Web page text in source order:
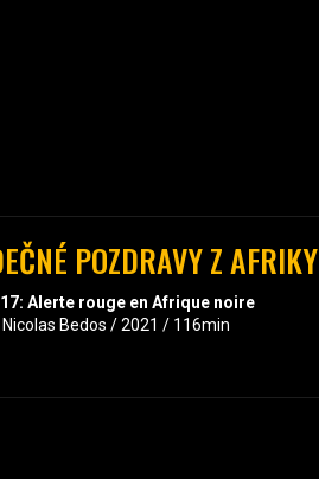
POZDRAVY Z AFRIKY
Alerte rouge en Afrique noire
Nicolas Bedos / 2021 / 116min